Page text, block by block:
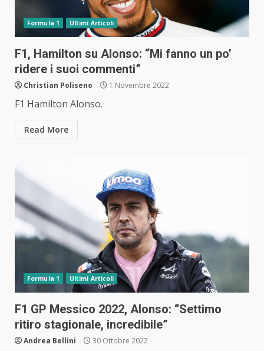
Formula 1 Ultimi Articoli
F1, Hamilton su Alonso: “Mi fanno un po’
ridere i suoi commenti”
Christian Poliseno 1 Novembre 2022
F1 Hamilton Alonso.
Read More
Formula 1 Ultimi Articoli
F1 GP Messico 2022, Alonso: “Settimo
ritiro stagionale, incredibile”
Andrea Bellini 30 Ottobre 2022